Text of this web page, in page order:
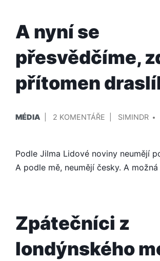
A nyní se
přesvědčíme,
přítomen
V
MÉDIA 2 KOMENTÁŘE
NÁZVEM
A
ZDA
JE
PŘÍTOMEN
DRASLÍK
SIMINDR
Podle Jilma Lidové noviny neumějí
A podle mě, neumějí česky. A
Zpátečníci z
londýnského